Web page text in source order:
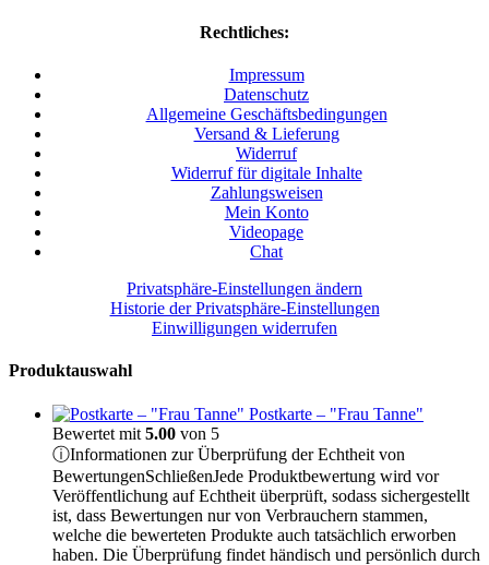
Rechtliches:
Impressum
Datenschutz
Allgemeine Geschäftsbedingungen
Versand & Lieferung
Widerruf
Widerruf für digitale Inhalte
Zahlungsweisen
Mein Konto
Videopage
Chat
Privatsphäre-Einstellungen ändern
Historie der Privatsphäre-Einstellungen
Einwilligungen widerrufen
Produktauswahl
Postkarte – "Frau Tanne"
Bewertet mit 5.00 von 5
ⓘInformationen zur Überprüfung der Echtheit von
BewertungenSchließenJede Produktbewertung wird vor
Veröffentlichung auf Echtheit überprüft, sodass sichergestellt
ist, dass Bewertungen nur von Verbrauchern stammen,
welche die bewerteten Produkte auch tatsächlich erworben
haben. Die Überprüfung findet händisch und persönlich durch